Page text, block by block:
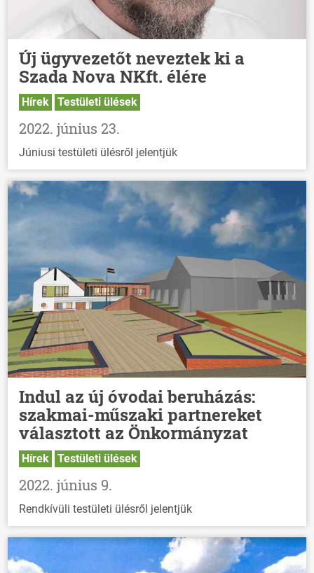
Új ügyvezetőt neveztek ki a
Szada Nova NKft. élére
Hírek Testületi ülések
2022. június 23.
Júniusi testületi ülésről jelentjük
Indul az új óvodai beruházás:
szakmai-műszaki partnereket
választott az Önkormányzat
Hírek Testületi ülések
2022. június 9.
Rendkívüli testületi ülésről jelentjük